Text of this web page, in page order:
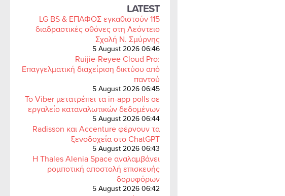
LATEST
LG BS & ΕΠΑΦΟΣ εγκαθιστούν 115
διαδραστικές οθόνες στη Λεόντειο
Σχολή Ν. Σμύρνης
5 August 2026 06:46
Ruijie-Reyee Cloud Pro:
Επαγγελματική διαχείριση δικτύου από
παντού
5 August 2026 06:45
Το Viber μετατρέπει τα in-app polls σε
εργαλείο καταναλωτικών δεδομένων
5 August 2026 06:44
Radisson και Accenture φέρνουν τα
ξενοδοχεία στο ChatGPT
5 August 2026 06:43
Η Thales Alenia Space αναλαμβάνει
ρομποτική αποστολή επισκευής
δορυφόρων
5 August 2026 06:42